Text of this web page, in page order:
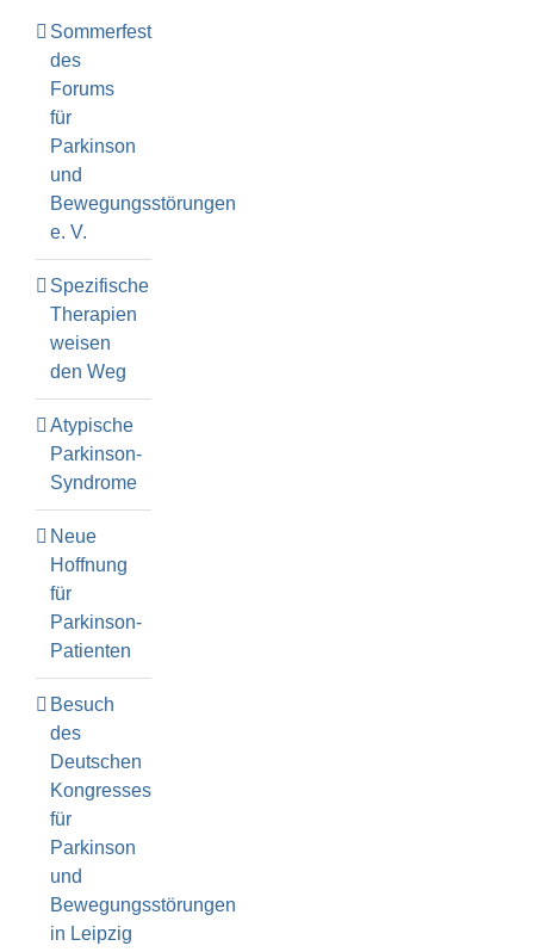
Sommerfest
des
Forums
für
Parkinson
und
Bewegungsstörungen
e. V.
Spezifische
Therapien
weisen
den Weg
Atypische
Parkinson-
Syndrome
Neue
Hoffnung
für
Parkinson-
Patienten
Besuch
des
Deutschen
Kongresses
für
Parkinson
und
Bewegungsstörungen
in Leipzig